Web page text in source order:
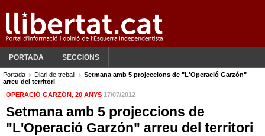
PORTADA SECCIONS
Portada Diari de treball
Setmana amb 5 projeccions de "L'Operació Garzón"
arreu del territori
OPERACIÓ GARZÓN, 20 ANYS 17/07/2012
Setmana amb 5 projeccions de
"L'Operació Garzón" arreu del territori